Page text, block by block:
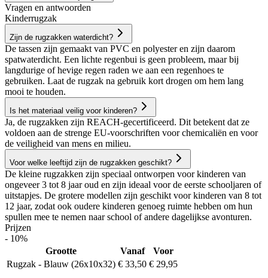
Vragen en antwoorden
Kinderrugzak
Zijn de rugzakken waterdicht?
De tassen zijn gemaakt van PVC en polyester en zijn daarom
spatwaterdicht. Een lichte regenbui is geen probleem, maar bij
langdurige of hevige regen raden we aan een regenhoes te
gebruiken. Laat de rugzak na gebruik kort drogen om hem lang
mooi te houden.
Is het materiaal veilig voor kinderen?
Ja, de rugzakken zijn REACH-gecertificeerd. Dit betekent dat ze
voldoen aan de strenge EU-voorschriften voor chemicaliën en voor
de veiligheid van mens en milieu.
Voor welke leeftijd zijn de rugzakken geschikt?
De kleine rugzakken zijn speciaal ontworpen voor kinderen van
ongeveer 3 tot 8 jaar oud en zijn ideaal voor de eerste schooljaren of
uitstapjes. De grotere modellen zijn geschikt voor kinderen van 8 tot
12 jaar, zodat ook oudere kinderen genoeg ruimte hebben om hun
spullen mee te nemen naar school of andere dagelijkse avonturen.
Prijzen
- 10%
Grootte
Vanaf
Voor
Rugzak - Blauw (26x10x32) € 33,50 € 29,95